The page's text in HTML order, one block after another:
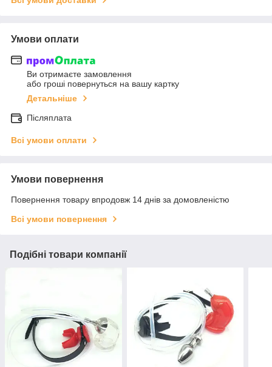
Умови оплати
Ви отримаєте замовлення
або гроші повернуться на вашу картку
Детальніше
Післяплата
Всі умови оплати
Умови повернення
Повернення товару впродовж 14 днів за домовленістю
Всі умови повернення
Подібні товари компанії